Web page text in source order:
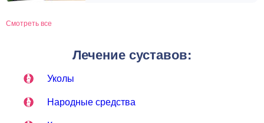
Смотреть все
Лечение суставов:
Уколы
Народные средства